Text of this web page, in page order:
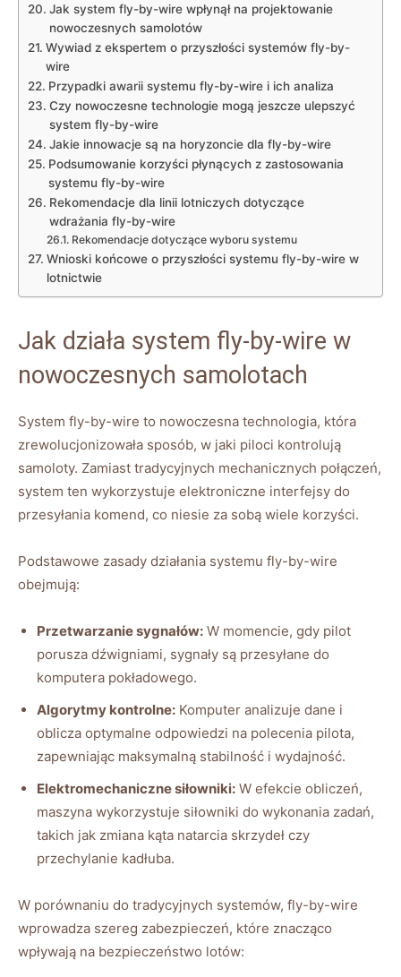
Jak system ​fly-by-wire wpłynął na projektowanie
nowoczesnych samolotów
Wywiad z ekspertem o przyszłości systemów fly-by-
wire
Przypadki awarii systemu fly-by-wire i ich analiza
Czy ⁤nowoczesne technologie mogą jeszcze ulepszyć
system fly-by-wire
Jakie innowacje są na ⁢horyzoncie dla fly-by-wire
Podsumowanie korzyści płynących⁣ z zastosowania
systemu fly-by-wire
Rekomendacje dla linii lotniczych ​dotyczące
wdrażania fly-by-wire
Rekomendacje dotyczące wyboru systemu
Wnioski końcowe o przyszłości⁢ systemu fly-by-wire ⁤w
lotnictwie
Jak działa‌ system fly-by-wire w
nowoczesnych samolotach
System fly-by-wire to nowoczesna technologia, która
zrewolucjonizowała sposób, ‌w jaki‍ piloci kontrolują
⁤samoloty. Zamiast​ tradycyjnych mechanicznych⁢ połączeń,
system ‍ten wykorzystuje elektroniczne interfejsy ‍do
przesyłania komend, co niesie ⁢za sobą wiele korzyści.
Podstawowe zasady działania systemu fly-by-wire
obejmują:
Przetwarzanie sygnałów: W‍ momencie, gdy pilot
porusza dźwigniami, ⁣sygnały są przesyłane do
komputera pokładowego.
Algorytmy kontrolne: ⁣Komputer analizuje dane i⁣
oblicza optymalne odpowiedzi⁤ na polecenia pilota,
zapewniając ⁤maksymalną stabilność i wydajność.
Elektromechaniczne siłowniki: W efekcie obliczeń,
maszyna wykorzystuje ‍siłowniki do wykonania zadań,
takich jak zmiana kąta natarcia skrzydeł czy
przechylanie kadłuba.
W porównaniu do tradycyjnych​ systemów, fly-by-wire
wprowadza szereg zabezpieczeń, które znacząco
wpływają na bezpieczeństwo lotów: